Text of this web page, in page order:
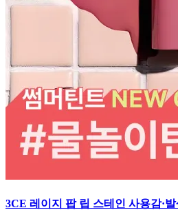
3CE 레이지 팝 립 스테인 사용감·